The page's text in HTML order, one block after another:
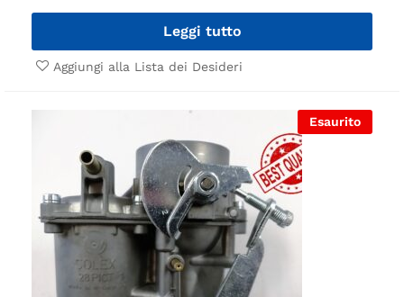
Leggi tutto
Aggiungi alla Lista dei Desideri
Esaurito